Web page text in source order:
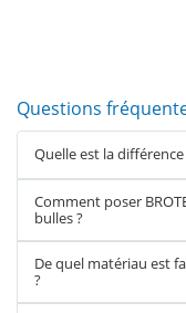
Questions
Quelle est la
Comment poser
bulles ?
De quel matériau est
?